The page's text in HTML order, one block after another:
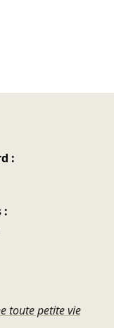
:
:
toute petite vie